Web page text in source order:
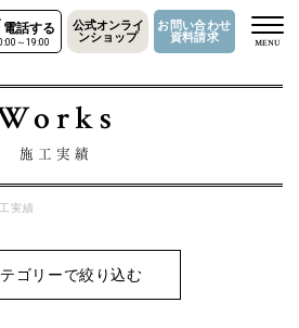
電話する
～19:00
公式オンライ
ンショップ
お問い合わせ
資料請求
MENU
施工実績
実績
ゴリーで絞り込む